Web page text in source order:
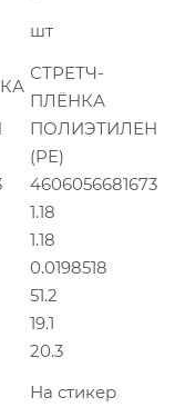
шт
СТРЕТЧ-
ПЛЁНКА
ПОЛИЭТИЛЕН
(PE)
4606056681673
1.18
1.18
0.0198518
51.2
19.1
20.3
На стикер